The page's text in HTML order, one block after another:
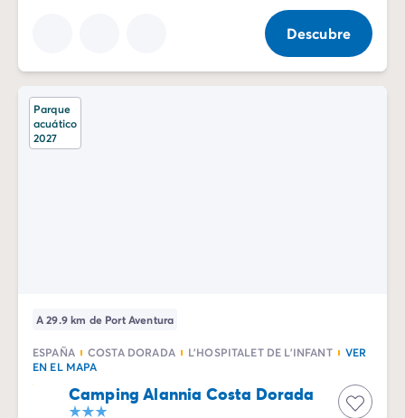
Descubre
Parque
acuático
2027
A 29.9 km de Port Aventura
ESPAÑA COSTA DORADA L'HOSPITALET DE L'INFANT
VER
EN EL MAPA
Camping Alannia Costa Dorada